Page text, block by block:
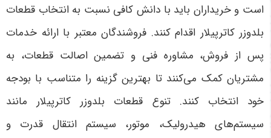
است و خریداران باید با دانش کافی نسبت به انتخاب قطعات
بلدوزر کاترپیلار اقدام کنند. فروشندگان معتبر با ارائه خدمات
پس از فروش، مشاوره فنی و تضمین اصالت قطعات، به
مشتریان کمک می‌کنند تا بهترین گزینه را متناسب با بودجه
خود انتخاب کنند. تنوع قطعات بلدوزر کاترپیلار مانند
سیستم‌های هیدرولیک، موتور، سیستم انتقال قدرت و